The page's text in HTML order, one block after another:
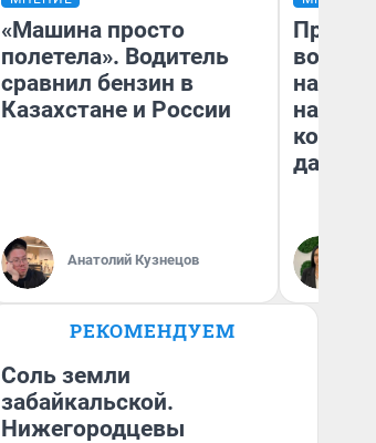
«Машина просто
полетела». Водитель
сравнил бензин в
Казахстане и России
Анатолий Кузнецов
нам
даже
РЕКОМЕНДУЕМ
Соль земли
забайкальской.
Нижегородцевы